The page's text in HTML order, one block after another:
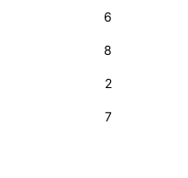
6
8
2
7